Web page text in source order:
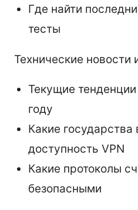
Где найти
тесты
Технические новости
Текущие
году
Какие государства
доступность VPN
Какие протоколы
безопасными